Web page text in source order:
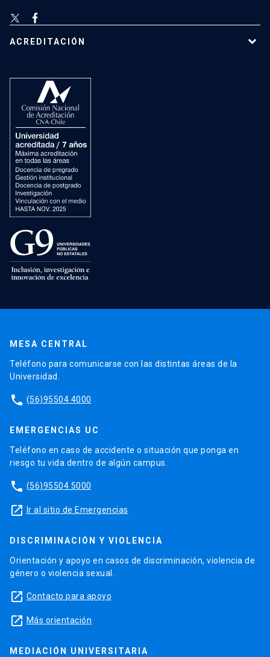
ACREDITACIÓN
MESA CENTRAL
Teléfono para comunicarse con las distintas áreas de la
Universidad.
phone (56)95504 4000
EMERGENCIAS UC
Teléfono en caso de accidente o situación que ponga en
riesgo tu vida dentro de algún campus.
phone (56)95504 5000
launch Ir al sitio de Emergencias
DISCRIMINACIÓN Y VIOLENCIA
Orientación y apoyo en casos de discriminación, violencia de
género o violencia sexual.
launch Contacto para apoyo
launch Más orientación
MEDIACIÓN UNIVERSITARIA